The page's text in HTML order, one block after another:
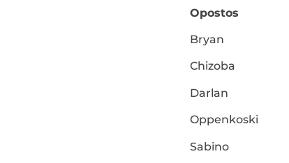
Opostos
Bryan
Chizoba
Darlan
Oppenkoski
Sabino